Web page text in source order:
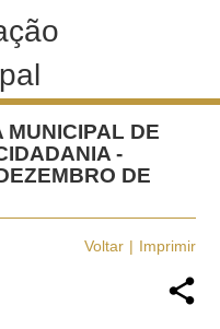
MUNICIPAL DE
-
DE
Voltar Imprimir